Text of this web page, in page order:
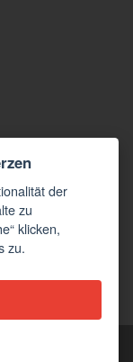
der
zu
klicken,
zu.